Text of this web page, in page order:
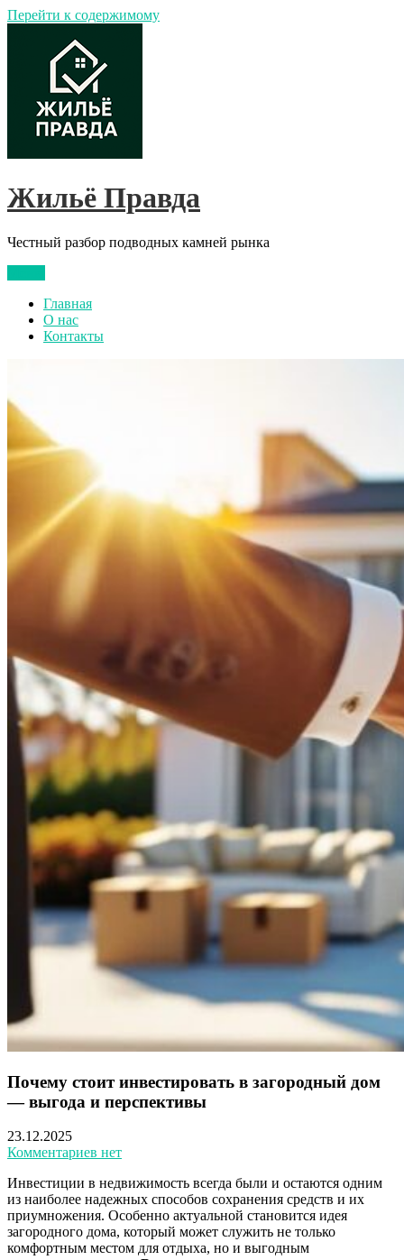
Перейти к содержимому
Жильё Правда
Честный разбор подводных камней рынка
Главная
О нас
Контакты
Почему стоит инвестировать в загородный дом
— выгода и перспективы
23.12.2025
Комментариев нет
Инвестиции в недвижимость всегда были и остаются одним
из наиболее надежных способов сохранения средств и их
приумножения. Особенно актуальной становится идея
загородного дома, который может служить не только
комфортным местом для отдыха, но и выгодным